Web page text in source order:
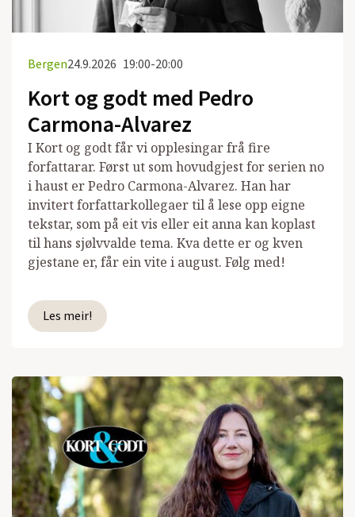
Bergen24.9.2026 19:00-20:00
Kort og godt med Pedro
Carmona-Alvarez
I Kort og godt får vi opplesingar frå fire
forfattarar. Først ut som hovudgjest for serien no
i haust er Pedro Carmona-Alvarez. Han har
invitert forfattarkollegaer til å lese opp eigne
tekstar, som på eit vis eller eit anna kan koplast
til hans sjølvvalde tema. Kva dette er og kven
gjestane er, får ein vite i august. Følg med!
Les meir!